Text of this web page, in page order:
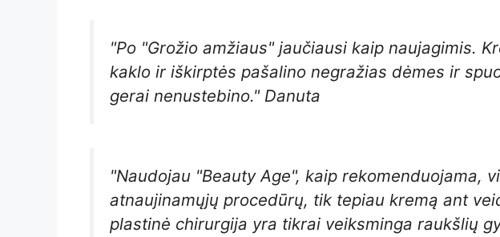
"Po "Grožio amžiaus" jaučiausi kaip naujagimis.
kaklo ir iškirptės pašalino negražias dėmes ir
gerai nenustebino." Danuta
"Naudojau "Beauty Age", kaip rekomenduojama,
atnaujinamųjų procedūrų, tik tepiau kremą ant
plastinė chirurgija yra tikrai veiksminga raukšlių